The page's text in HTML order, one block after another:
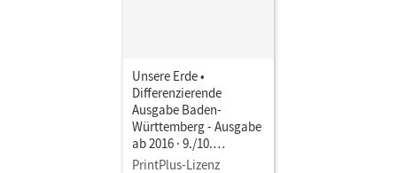
Unsere Erde •
Differenzierende
Ausgabe Baden-
Württemberg - Ausgabe
ab 2016 · 9./10.
Schuljahr • Schulbuch
PrintPlus-Lizenz